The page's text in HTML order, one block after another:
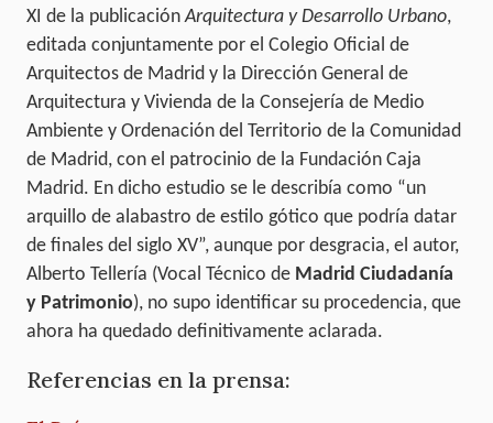
XI de la publicaciónArquitectura y Desarrollo Urbano,
editada conjuntamente por el Colegio Oficial de
Arquitectos de Madrid y la Dirección General de
Arquitectura y Vivienda de la Consejería de Medio
Ambiente y Ordenación del Territorio de la Comunidad
de Madrid, con el patrocinio de la Fundación Caja
Madrid. En dicho estudio se le describía como “un
arquillo de alabastro de estilo gótico que podría datar
de finales del siglo XV”, aunque por desgracia, el autor,
Alberto Tellería (Vocal Técnico de Madrid Ciudadanía
y Patrimonio), no supo identificar su procedencia, que
ahora ha quedado definitivamente aclarada.
Referencias en la prensa: